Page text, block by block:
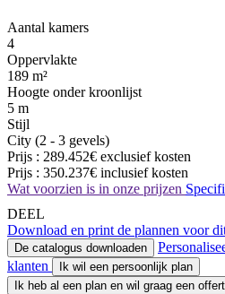
Aantal kamers
4
Oppervlakte
189 m²
Hoogte onder kroonlijst
5 m
Stijl
City (2 - 3 gevels)
Prijs : 289.452€ exclusief kosten
Prijs : 350.237€ inclusief kosten
Wat voorzien is in onze prijzen
DEEL
Download en print de plannen voor
De catalogus downloaden
klanten
Ik wil een persoonlijk plan
Ik heb al een plan en wil graag een